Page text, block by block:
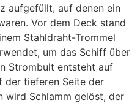
aufgefüllt, auf denen ein
Vor dem Deck stand
Stahldraht-Trommel
um das Schiff über
Strombult entsteht auf
der tieferen Seite der
wird Schlamm gelöst, der